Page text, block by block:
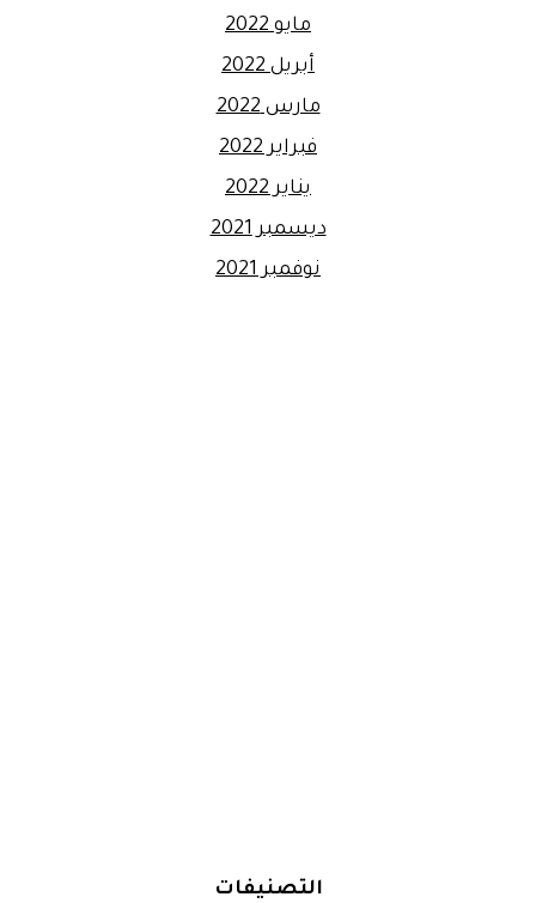
مايو 2022
أبريل 2022
مارس 2022
فبراير 2022
يناير 2022
ديسمبر 2021
نوفمبر 2021
التصنيفات